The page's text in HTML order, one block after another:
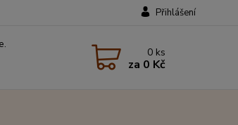
Přihlášení
0 ks
za 0 Kč